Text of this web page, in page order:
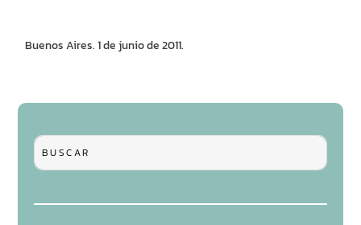
Buenos Aires. 1 de junio de 2011.